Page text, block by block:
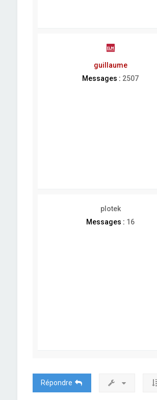
guillaume
Messages : 2507
plotek
Messages : 16
Répondre